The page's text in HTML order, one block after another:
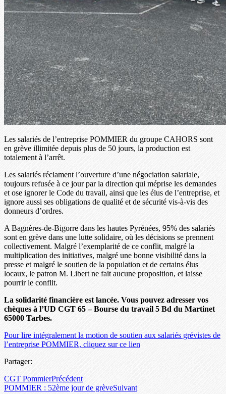
Les salariés de l’entreprise POMMIER du groupe CAHORS sont
en grève illimitée depuis plus de 50 jours, la production est
totalement à l’arrêt.
Les salariés réclament l’ouverture d’une négociation salariale,
toujours refusée à ce jour par la direction qui méprise les demandes
et ose ignorer le Code du travail, ainsi que les élus de l’entreprise, et
ignore aussi ses obligations de qualité et de sécurité vis-à-vis des
donneurs d’ordres.
A Bagnères-de-Bigorre dans les hautes Pyrénées, 95% des salariés
sont en grève dans une lutte solidaire, où les décisions se prennent
collectivement. Malgré l’exemplarité de ce conflit, malgré la
multiplication des initiatives, malgré une bonne visibilité dans la
presse et malgré le soutien de la population et de certains élus
locaux, le patron M. Libert ne fait aucune proposition, et laisse
pourrir le conflit.
La solidarité financière est lancée. Vous pouvez adresser vos
chèques à l’UD CGT 65 – Bourse du travail 5 Bd du Martinet
65000 Tarbes.
Pour lire intégralement la motion de soutien aux salariés grévistes de
l’entreprise POMMIER, cliquez sur ce lien
Partager:
CGT PommierPrécédent
POMMIER : 52ème jour de grèveSuivant